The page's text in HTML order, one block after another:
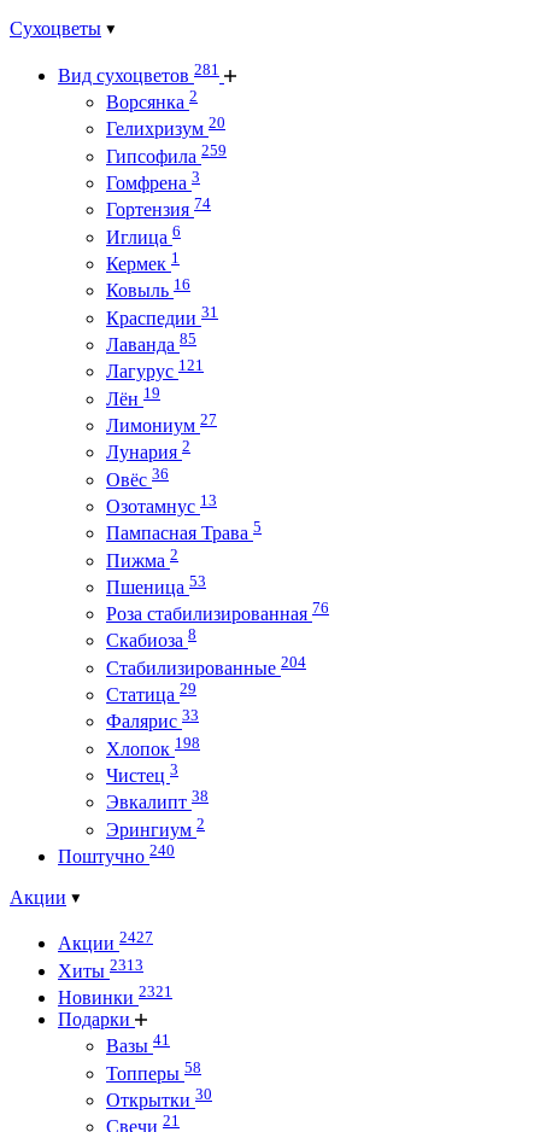
Сухоцветы
Вид сухоцветов 281
Ворсянка 2
Гелихризум 20
Гипсофила 259
Гомфрена 3
Гортензия 74
Иглица 6
Кермек 1
Ковыль 16
Краспедии 31
Лаванда 85
Лагурус 121
Лён 19
Лимониум 27
Лунария 2
Овёс 36
Озотамнус 13
Пампасная Трава 5
Пижма 2
Пшеница 53
Роза стабилизированная 76
Скабиоза 8
Стабилизированные 204
Статица 29
Фалярис 33
Хлопок 198
Чистец 3
Эвкалипт 38
Эрингиум 2
Поштучно 240
Акции
Акции 2427
Хиты 2313
Новинки 2321
Подарки
Вазы 41
Топперы 58
Открытки 30
Свечи 21